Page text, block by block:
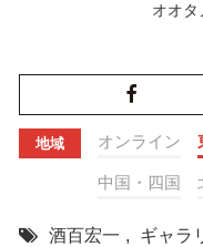
オオタ
地域 オンライン
中国・四国
酒百宏一 , ギャラ